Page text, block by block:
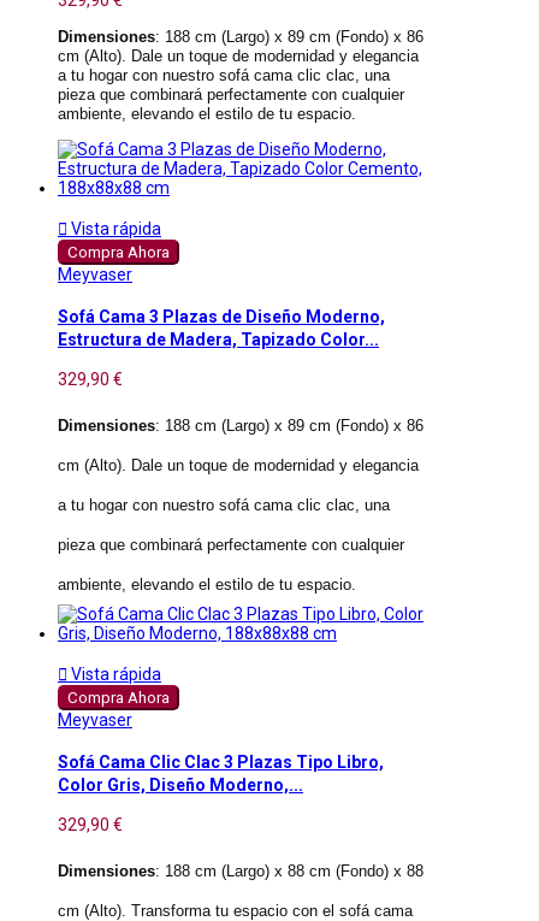
Dimensiones: 188 cm (Largo) x 89 cm (Fondo) x 86
cm (Alto). Dale un toque de modernidad y elegancia
a tu hogar con nuestro sofá cama clic clac, una
pieza que combinará perfectamente con cualquier
ambiente, elevando el estilo de tu espacio.
 Vista rápida
Compra Ahora
Meyvaser
Sofá Cama 3 Plazas de Diseño Moderno,
Estructura de Madera, Tapizado Color...
329,90 €
Dimensiones: 188 cm (Largo) x 89 cm (Fondo) x 86
cm (Alto). Dale un toque de modernidad y elegancia
a tu hogar con nuestro sofá cama clic clac, una
pieza que combinará perfectamente con cualquier
ambiente, elevando el estilo de tu espacio.
 Vista rápida
Compra Ahora
Meyvaser
Sofá Cama Clic Clac 3 Plazas Tipo Libro,
Color Gris, Diseño Moderno,...
329,90 €
Dimensiones: 188 cm (Largo) x 88 cm (Fondo) x 88
cm (Alto). Transforma tu espacio con el sofá cama